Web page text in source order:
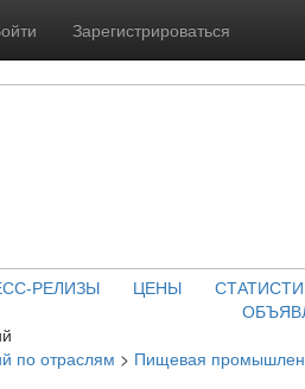
Зарегистрироваться
РЕЛИЗЫ ЦЕНЫ
по отраслям > Пищевая